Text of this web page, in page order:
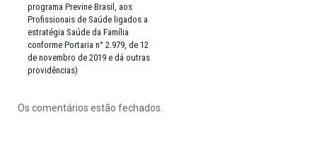
programa Previne Brasil, aos
Profissionais de Saúde ligados a
estratégia Saúde da Família
conforme Portaria n° 2.979, de 12
de novembro de 2019 e dá outras
providências)
Os comentários estão fechados.